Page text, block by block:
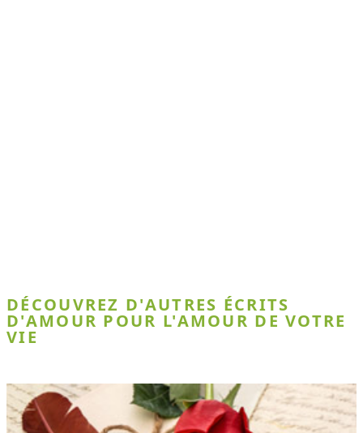
DÉCOUVREZ D'AUTRES ÉCRITS
D'AMOUR POUR L'AMOUR DE VOTRE
VIE